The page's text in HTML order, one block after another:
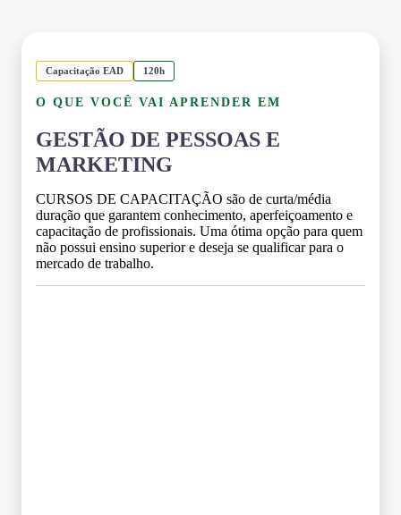
Capacitação EAD 120h
O QUE VOCÊ VAI APRENDER EM
GESTÃO DE PESSOAS E
MARKETING
CURSOS DE CAPACITAÇÃO são de curta/média
duração que garantem conhecimento, aperfeiçoamento e
capacitação de profissionais. Uma ótima opção para quem
não possui ensino superior e deseja se qualificar para o
mercado de trabalho.